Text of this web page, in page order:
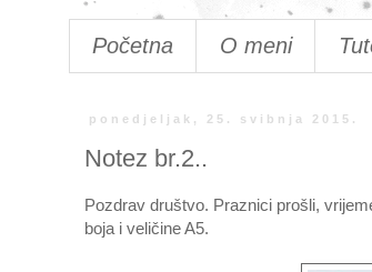
Početna O meni
ponedjeljak, 25. svibnja 2015.
Notez br.2..
Pozdrav društvo. Praznici prošli,
boja i veličine A5.